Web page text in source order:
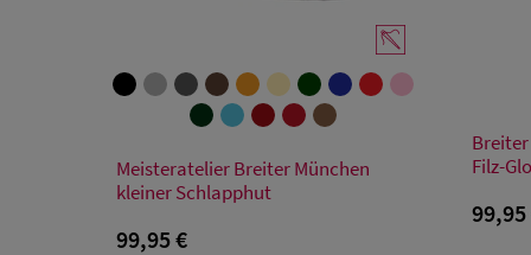
55 56 57
Meisteratelier Breiter München
kleiner Schlapphut
99,95 €
Filz-
99,95